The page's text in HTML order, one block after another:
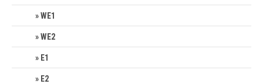
WE1
WE2
E1
E2